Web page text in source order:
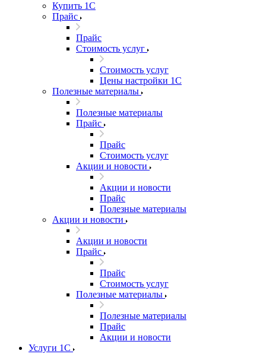
Купить 1С
Прайс
Прайс
Стоимость услуг
Стоимость услуг
Цены настройки 1С
Полезные материалы
Полезные материалы
Прайс
Прайс
Стоимость услуг
Акции и новости
Акции и новости
Прайс
Полезные материалы
Акции и новости
Акции и новости
Прайс
Прайс
Стоимость услуг
Полезные материалы
Полезные материалы
Прайс
Акции и новости
Услуги 1С